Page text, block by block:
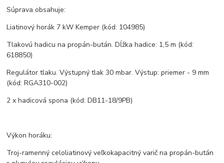
Súprava obsahuje:
Liatinový horák 7 kW Kemper (kód: 104985)
Tlakovú hadicu na propán-bután. Dĺžka hadice: 1,5 m (kód:
618850)
Regulátor tlaku. Výstupný tlak 30 mbar. Výstup: priemer - 9 mm
(kód: RGA310-002)
2 x hadicová spona (kód: DB11-18/9PB)
Výkon horáku:
Troj-ramenný celoliatinový veľkokapacitný varič na propán-bután